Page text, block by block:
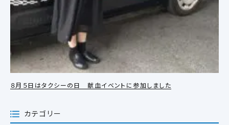
８月５日はタクシーの日 献血イベントに参加しました
カテゴリー